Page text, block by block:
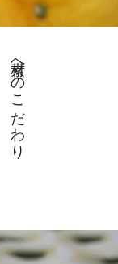
素材へのこだわり